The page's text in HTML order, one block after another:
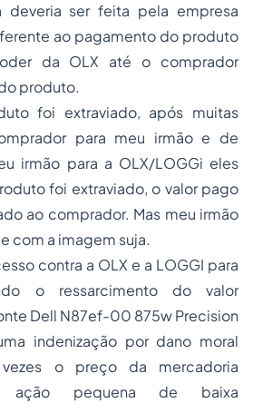
deveria ser feita pela empresa
ao pagamento do produto
da OLX até o comprador
produto.
foi extraviado, após muitas
para meu irmão e de
irmão para a OLX/LOGGi eles
foi extraviado, o valor pago
ao comprador. Mas meu irmão
com a imagem suja.
contra a OLX e a LOGGI para
o ressarcimento do valor
Dell N87ef-00 875w Precision
indenização por dano moral
o preço da mercadoria
ação pequena de baixa